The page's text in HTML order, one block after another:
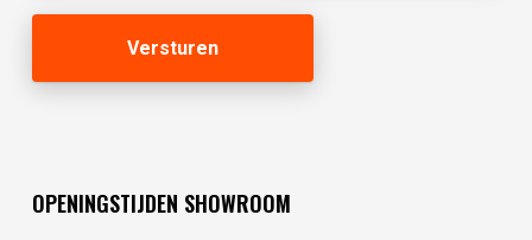
OPENINGSTIJDEN SHOWROOM